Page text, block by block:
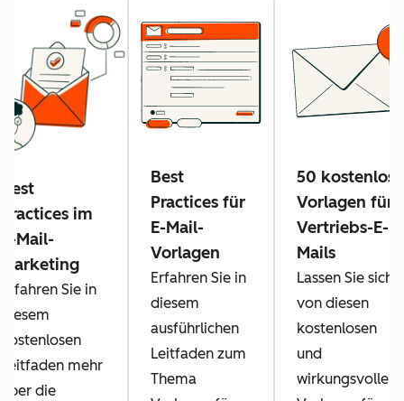
Best
Practices im
E-Mail-
Marketing
Erfahren Sie in
diesem
kostenlosen
Leitfaden mehr
über die
Best
Practices für
E-Mail-
Vorlagen
Erfahren Sie in
diesem
ausführlichen
Leitfaden zum
Thema
50 kostenlose
Vorlagen für
Vertriebs-E-
Mails
Lassen Sie sich
von diesen
kostenlosen
und
wirkungsvollen